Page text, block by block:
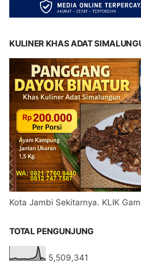
KULINER KHAS ADAT
Kota Jambi Sekitarnya. KLIK
TOTAL PENGUNJUNG
5,509,341